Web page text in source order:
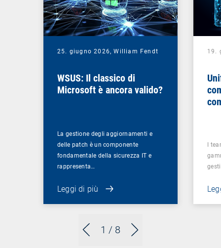
1 / 8
25. giugno 2026,William Fendt
WSUS: Il classico di
Microsoft è ancora valido?
La gestione degli aggiornamenti e
delle patch è un componente
fondamentale della sicurezza IT e
rappresenta…
Leggi di più
19.
I